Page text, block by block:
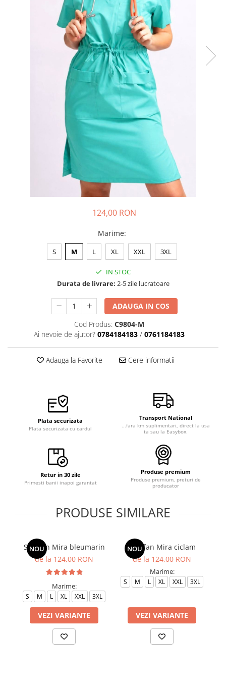
124,00 RON
Marime:
S M L XL XXL 3XL
IN STOC
Durata de livrare: 2-5 zile lucratoare
ADAUGA IN COS
Cod Produs: C9804-M
Ai nevoie de ajutor? 0784184183 / 0761184183
Adauga la Favorite Cere informatii
Plata securizata
Plata securizata cu cardul
Transport National
...fara km suplimentari, direct la usa
ta sau la Easybox.
Retur in 30 zile
Primesti banii inapoi garantat
Produse premium
Produse premium, preturi de
producator
PRODUSE SIMILARE
NOU
Sarafan Mira bleumarin
de la 124,00 RON
Marime:
S M L XL XXL 3XL
VEZI VARIANTE
NOU
Sarafan Mira ciclam
de la 124,00 RON
Marime:
S M L XL XXL 3XL
VEZI VARIANTE